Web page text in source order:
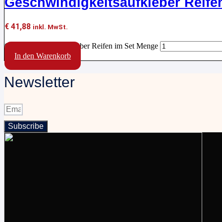
€ 41,88 inkl. MwSt.
Geschwindigkeitsaufkleber Reifen im Set Menge
In den Warenkorb
Newsletter
Subscribe